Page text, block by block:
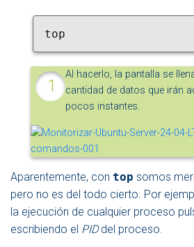
top
Al hacerlo, la pantalla se
cantidad de datos que irán
pocos instantes.
Aparentemente, con top somos
pero no es del todo cierto. Por
la ejecución de cualquier proceso
escribiendo el PIDdel proceso.